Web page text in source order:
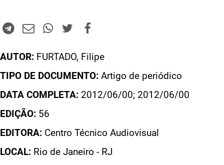
AUTOR: FURTADO, Filipe
TIPO DE DOCUMENTO: Artigo de periódico
DATA COMPLETA: 2012/06/00; 2012/06/00
EDIÇÃO: 56
EDITORA: Centro Técnico Audiovisual
LOCAL: Rio de Janeiro - RJ